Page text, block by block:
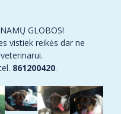
GLOBOS!
vistiek reikės dar ne
861200420.